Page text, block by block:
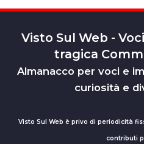
Visto Sul Web -
tragica
Almanacco per voci e
curiosità e
Visto Sul Web è privo di periodicità
contributi